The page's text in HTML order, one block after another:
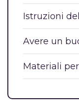
Istruzioni
Avere un
Materiali